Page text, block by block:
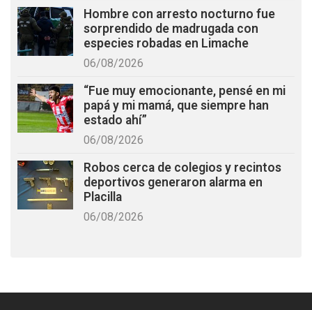
Hombre con arresto nocturno fue
sorprendido de madrugada con
especies robadas en Limache
06/08/2026
“Fue muy emocionante, pensé en mi
papá y mi mamá, que siempre han
estado ahí”
06/08/2026
Robos cerca de colegios y recintos
deportivos generaron alarma en
Placilla
06/08/2026